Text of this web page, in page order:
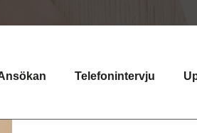
Telefonintervju